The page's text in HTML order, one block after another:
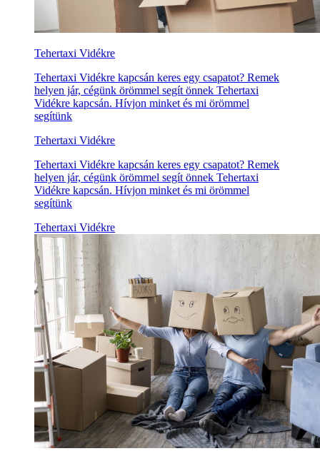
Tehertaxi Vidékre
Tehertaxi Vidékre kapcsán keres egy csapatot? Remek
helyen jár, cégünk örömmel segít önnek Tehertaxi
Vidékre kapcsán. Hívjon minket és mi örömmel
segítünk
Tehertaxi Vidékre
Tehertaxi Vidékre kapcsán keres egy csapatot? Remek
helyen jár, cégünk örömmel segít önnek Tehertaxi
Vidékre kapcsán. Hívjon minket és mi örömmel
segítünk
Tehertaxi Vidékre